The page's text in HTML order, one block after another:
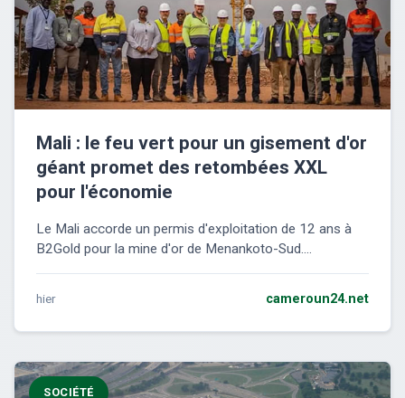
Mali : le feu vert pour un gisement d'or
géant promet des retombées XXL
pour l'économie
Le Mali accorde un permis d'exploitation de 12 ans à
B2Gold pour la mine d'or de Menankoto-Sud....
hier cameroun24.net
SOCIÉTÉ